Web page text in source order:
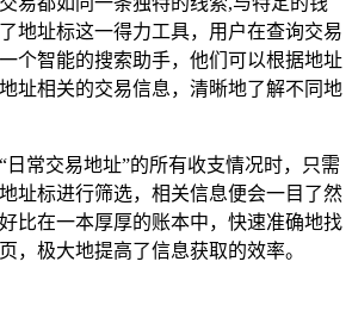
地址标这一得力工具，用户在查询交易
个智能的搜索助手，他们可以根据地址
址相关的交易信息，清晰地了解不同地
日常交易地址”的所有收支情况时，只需
址标进行筛选，相关信息便会一目了然
比在一本厚厚的账本中，快速准确地找
，极大地提高了信息获取的效率。